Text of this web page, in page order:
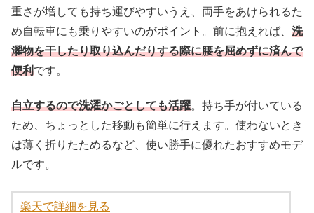
重さが増しても持ち運びやすいうえ、両手をあけられるた
め自転車にも乗りやすいのがポイント。前に抱えれば、 洗
濯物を干したり取り込んだりする際に腰を屈めずに済んで
便利です。
自立するので洗濯かごとしても活躍。持ち手が付いている
ため、ちょっとした移動も簡単に行えます。使わないとき
は薄く折りたためるなど、使い勝手に優れたおすすめモデ
ルです。
楽天で詳細を見る